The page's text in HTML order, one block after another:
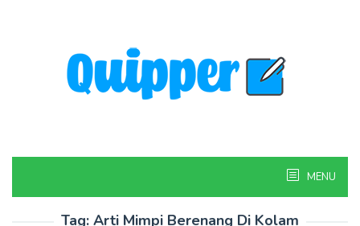
MENU
Tag: Arti Mimpi Berenang Di Kolam